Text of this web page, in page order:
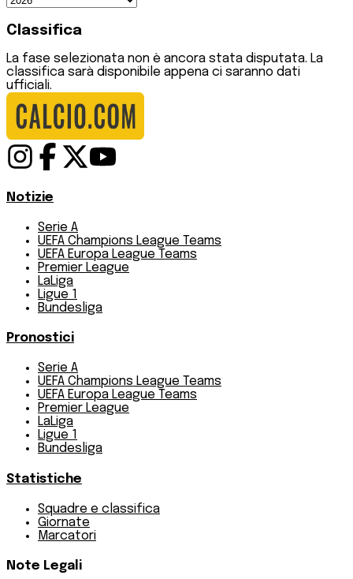
Classifica
La fase selezionata non è ancora stata disputata. La
classifica sarà disponibile appena ci saranno dati
ufficiali.
Notizie
Serie A
UEFA Champions League Teams
UEFA Europa League Teams
Premier League
LaLiga
Ligue 1
Bundesliga
Pronostici
Serie A
UEFA Champions League Teams
UEFA Europa League Teams
Premier League
LaLiga
Ligue 1
Bundesliga
Statistiche
Squadre e classifica
Giornate
Marcatori
Note Legali